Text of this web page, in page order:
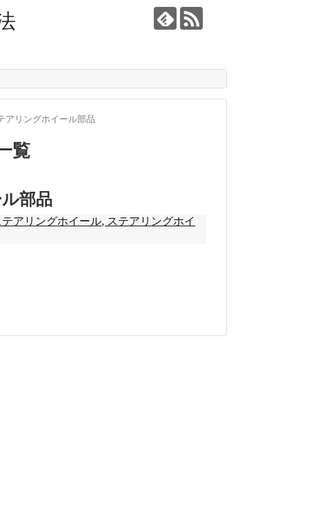
アリングホイール部品
覧
部品
テアリングホイール, ステアリングホイ